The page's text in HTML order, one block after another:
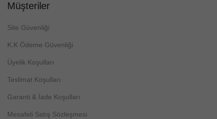
Müşteriler
Site Güvenliği
K.K Ödeme Güvenliği
Üyelik Koşulları
Teslimat Koşulları
Garanti & İade Koşulları
Mesafeli Satış Sözleşmesi